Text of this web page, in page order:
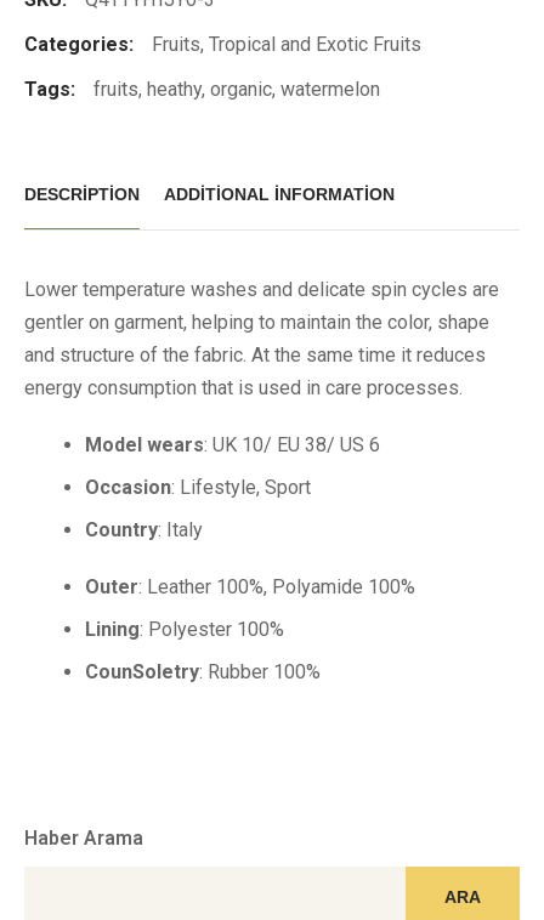
Categories:
Fruits, Tropical and Exotic Fruits
Tags:
fruits, heathy, organic, watermelon
DESCRIPTION ADDITIONAL INFORMATION
Lower temperature washes and delicate spin cycles are
gentler on garment, helping to maintain the color, shape
and structure of the fabric. At the same time it reduces
energy consumption that is used in care processes.
Model wears: UK 10/ EU 38/ US 6
Occasion: Lifestyle, Sport
Country: Italy
Outer: Leather 100%, Polyamide 100%
Lining: Polyester 100%
CounSoletry: Rubber 100%
Haber Arama
ARA